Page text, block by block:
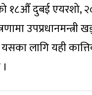
१८औँ दुबई एयरशो,
उपप्रधानमन्त्री
लागि यही